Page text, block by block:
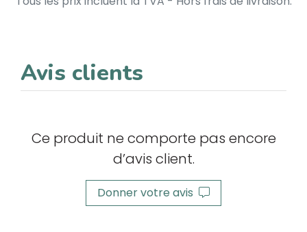
Avis clients
Ce produit ne comporte pas encore
d’avis client.
Donner votre avis